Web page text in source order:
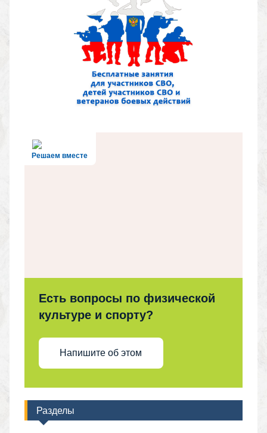
Решаем вместе
Есть вопросы по физической
культуре и спорту?
Напишите об этом
Разделы